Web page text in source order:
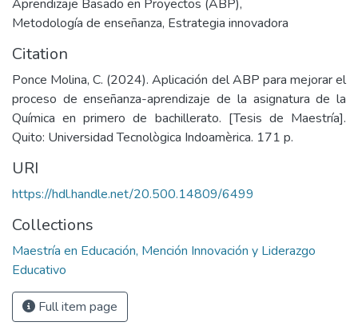
Aprendizaje Basado en Proyectos (ABP),
Metodología de enseñanza, Estrategia innovadora
Citation
Ponce Molina, C. (2024). Aplicación del ABP para mejorar el
proceso de enseñanza-aprendizaje de la asignatura de la
Química en primero de bachillerato. [Tesis de Maestría].
Quito: Universidad Tecnològica Indoamèrica. 171 p.
URI
https://hdl.handle.net/20.500.14809/6499
Collections
Maestría en Educación, Mención Innovación y Liderazgo
Educativo
Full item page